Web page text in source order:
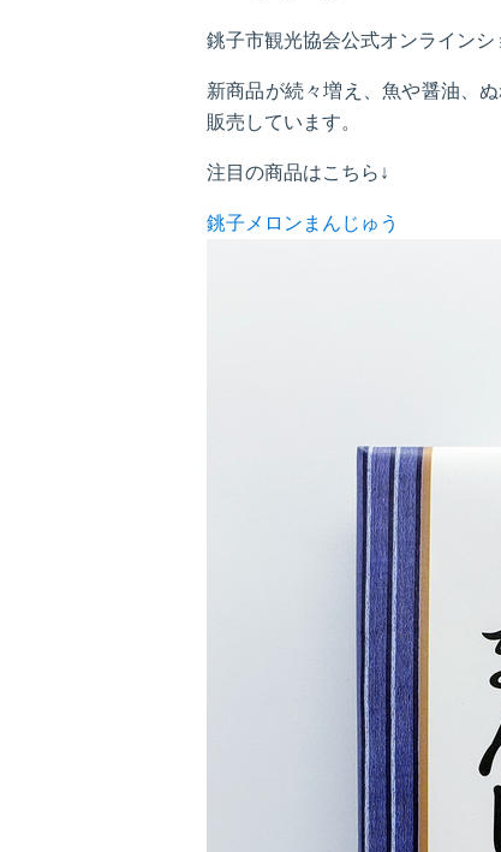
銚子市観光協会公式オンライン
新商品が続々増え、魚や醤油、
販売しています。
注目の商品はこちら↓
銚子メロンまんじゅう